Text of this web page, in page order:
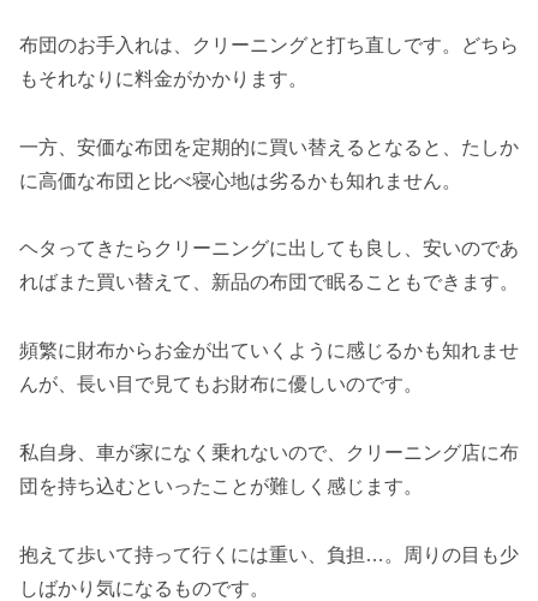
布団のお手入れは、クリーニングと打ち直しです。どちら
もそれなりに料金がかかります。
一方、安価な布団を定期的に買い替えるとなると、たしか
に高価な布団と比べ寝心地は劣るかも知れません。
ヘタってきたらクリーニングに出しても良し、安いのであ
ればまた買い替えて、新品の布団で眠ることもできます。
頻繁に財布からお金が出ていくように感じるかも知れませ
んが、長い目で見てもお財布に優しいのです。
私自身、車が家になく乗れないので、クリーニング店に布
団を持ち込むといったことが難しく感じます。
抱えて歩いて持って行くには重い、負担…。周りの目も少
しばかり気になるものです。